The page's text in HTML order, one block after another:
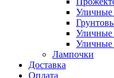
Уличные
Уличные
Уличные
Лампочки
Доставка
Оплата